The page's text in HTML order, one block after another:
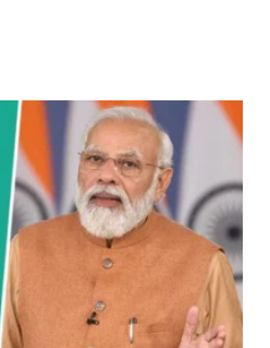
ie
dl
y
a
m
Li
n
k